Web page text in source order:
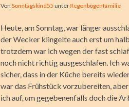
Von Sonntagskind55 unterRegenbogenfamilie
Heute, am Sonntag, war länger
der Wecker klingelte auch erst um
trotzdem war ich wegen der fast
noch nicht richtig ausgeschlafen. Ich
sicher, dass in der Küche bereits
war das Frühstück vorzubereiten,
ich auf, um gegebenenfalls doch die